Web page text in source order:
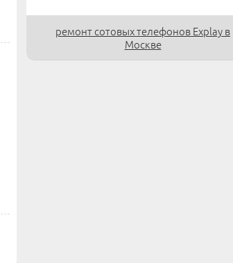
ремонт сотовых телефонов Explay в
Москве